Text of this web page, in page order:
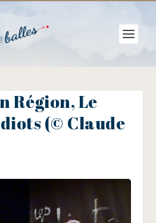
Région, Le
(© Claude